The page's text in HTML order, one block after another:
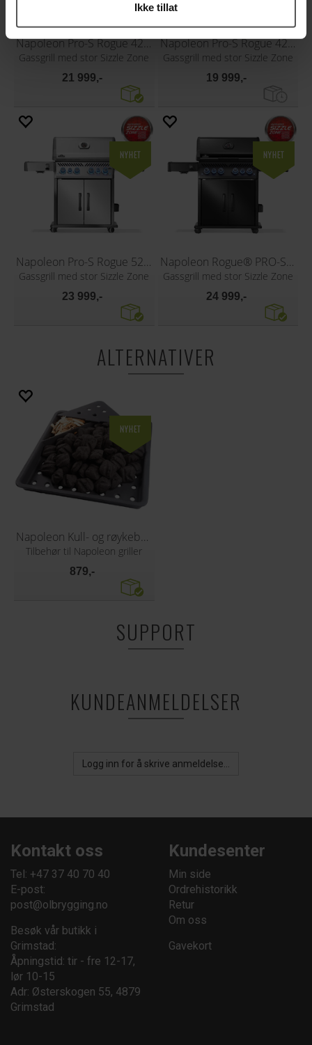
Ikke tillat
Napoleon Pro-S Rogue 425, Phantom
Gassgrill med stor Sizzle Zone
21 999,-
Napoleon Pro-S Rogue 425, rustfritt stål
Gassgrill med stor Sizzle Zone
19 999,-
Napoleon Pro-S Rogue 525, rustfritt stål
Gassgrill med stor Sizzle Zone
23 999,-
Napoleon Rogue® PRO-S 525, matt svart
Gassgrill med stor Sizzle Zone
24 999,-
ALTERNATIVER
Napoleon Kull- og røykebrett
Tilbehør til Napoleon griller
879,-
SUPPORT
KUNDEANMELDELSER
Logg inn for å skrive anmeldelse...
Kontakt oss
Tel: +47 37 40 70 40
E-post:
post@olbrygging.no
Besøk vår butikk i
Grimstad:
Åpningstid: tir - fre 12-17,
lør 10-15
Adr: Østerskogen 55, 4879
Grimstad
Kundesenter
Min side
Ordrehistorikk
Retur
Om oss
Gavekort